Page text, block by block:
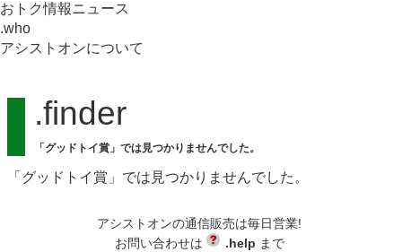
.finder
「グッドトイ賞」では見つかりませんでした。
「グッドトイ賞」では見つかりませんでした。
おトク情報ニュース
.who
アシストオンについて
アシストオンの通信販売は毎日営業!
お問い合わせは
.help まで